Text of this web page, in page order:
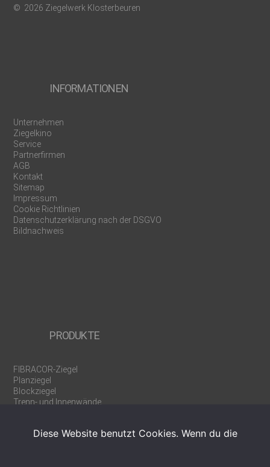
© 2026 Ziegelwerk Klosterbeuren
INFORMATIONEN
Unternehmen
Ziegelkino
Service
Partnerfirmen
AGB
Kontakt
Sitemap
Impressum
Cookie Richtlinien
Datenschutzerklärung nach der DSGVO
Bildnachweis
PRODUKTE
FIBRACOR-Ziegel
Planziegel
Blockziegel
Trenn- und Innenwände
Ergänzungsprodukte
Diese Website benutzt Cookies. Wenn du die